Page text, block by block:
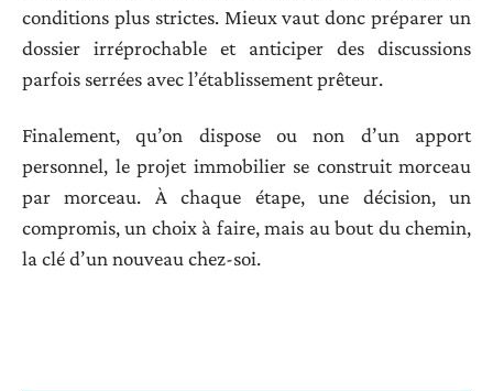
conditions plus strictes. Mieux vaut donc préparer un
dossier irréprochable et anticiper des discussions
parfois serrées avec l’établissement prêteur.
Finalement, qu’on dispose ou non d’un apport
personnel, le projet immobilier se construit morceau
par morceau. À chaque étape, une décision, un
compromis, un choix à faire, mais au bout du chemin,
la clé d’un nouveau chez-soi.